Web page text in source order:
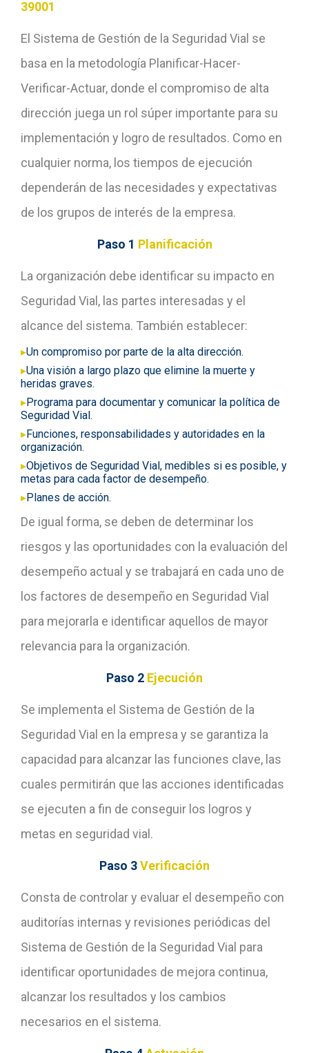
39001
El Sistema de Gestión de la Seguridad Vial se
basa en la metodología Planificar-Hacer-
Verificar-Actuar, donde el compromiso de alta
dirección juega un rol súper importante para su
implementación y logro de resultados. Como en
cualquier norma, los tiempos de ejecución
dependerán de las necesidades y expectativas
de los grupos de interés de la empresa.
Paso 1 Planificación
La organización debe identificar su impacto en
Seguridad Vial, las partes interesadas y el
alcance del sistema. También establecer:
▸Un compromiso por parte de la alta dirección.
▸Una visión a largo plazo que elimine la muerte y
heridas graves.
▸Programa para documentar y comunicar la política de
Seguridad Vial.
▸Funciones, responsabilidades y autoridades en la
organización.
▸Objetivos de Seguridad Vial, medibles si es posible, y
metas para cada factor de desempeño.
▸Planes de acción.
De igual forma, se deben de determinar los
riesgos y las oportunidades con la evaluación del
desempeño actual y se trabajará en cada uno de
los factores de desempeño en Seguridad Vial
para mejorarla e identificar aquellos de mayor
relevancia para la organización.
Paso 2 Ejecución
Se implementa el Sistema de Gestión de la
Seguridad Vial en la empresa y se garantiza la
capacidad para alcanzar las funciones clave, las
cuales permitirán que las acciones identificadas
se ejecuten a fin de conseguir los logros y
metas en seguridad vial.
Paso 3Verificación
Consta de controlar y evaluar el desempeño con
auditorías internas y revisiones periódicas del
Sistema de Gestión de la Seguridad Vial para
identificar oportunidades de mejora continua,
alcanzar los resultados y los cambios
necesarios en el sistema.